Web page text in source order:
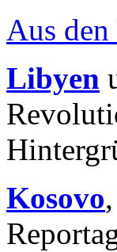
Aus den
Libyen
Kosovo